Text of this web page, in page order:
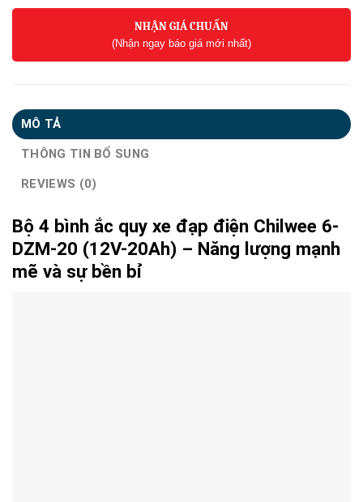
NHẬN GIÁ CHUẨN
(Nhận ngay báo giá mới nhất)
MÔ TẢ
THÔNG TIN BỔ SUNG
REVIEWS (0)
Bộ 4 bình ắc quy xe đạp điện Chilwee 6-
DZM-20 (12V-20Ah) – Năng lượng mạnh
mẽ và sự bền bỉ